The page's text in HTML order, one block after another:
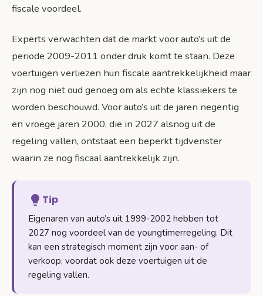
fiscale voordeel.
Experts verwachten dat de markt voor auto’s uit de
periode 2009-2011 onder druk komt te staan. Deze
voertuigen verliezen hun fiscale aantrekkelijkheid maar
zijn nog niet oud genoeg om als echte klassiekers te
worden beschouwd. Voor auto’s uit de jaren negentig
en vroege jaren 2000, die in 2027 alsnog uit de
regeling vallen, ontstaat een beperkt tijdvenster
waarin ze nog fiscaal aantrekkelijk zijn.
Tip
Eigenaren van auto’s uit 1999-2002 hebben tot
2027 nog voordeel van de youngtimerregeling. Dit
kan een strategisch moment zijn voor aan- of
verkoop, voordat ook deze voertuigen uit de
regeling vallen.